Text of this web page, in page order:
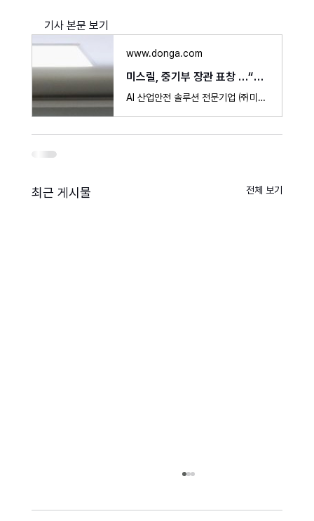
기사 본문 보기
www.donga.com
미스릴, 중기부 장관 표창 …“AI 산업안전 혁신 공로”
AI 산업안전 솔루션 전문기업 ㈜미스릴(대표 조정현)이 지난 10일 산업 현장의 중대재해 예방과 안전 혁신에 기여한 공로를 인정받아 중소벤처기업부 장관(한정숙) 표창을 수상했다. 미스릴은 국내 최초 산업안전 분야에 특화된 AI 전문 기업으로, 자체 개발한 산업안전 …
최근 게시물 전체 보기